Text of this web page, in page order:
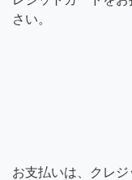
さい。
お支払いは、クレ